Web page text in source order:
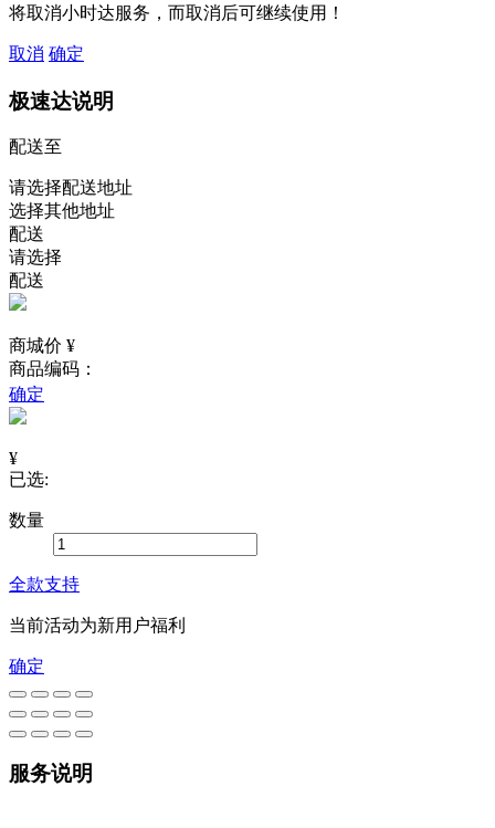
将取消小时达服务，而取消后可继续使用！
取消 确定
极速达说明
配送至
请选择配送地址
选择其他地址
配送
请选择
配送
商城价 ¥
商品编码：
确定
¥
已选:
数量
全款支持
当前活动为新用户福利
确定
服务说明